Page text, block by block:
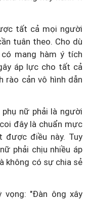
tất cả mọi người
tuân theo. Cho dù
mang hàm ý tích
áp lực cho tất cả
rào cản vô hình dẫn
nữ phải là người
đây là chuẩn mực
được điều này. Tuy
phải chịu nhiều áp
không có sự chia sẻ
"Đàn ông xây